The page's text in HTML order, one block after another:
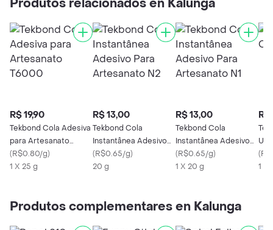
Produtos relacionados en Kalunga
R$ 19,90
Tekbond Cola Adesiva
para Artesanato
T6000
(R$0.80/g)
1 X 25 g
R$ 13,00
Tekbond Cola
Instantânea Adesivo
Para Artesanato N2
(R$0.65/g)
20 g
R$ 13,00
Tekbond Cola
Instantânea Adesivo
Para Artesanato N1
(R$0.65/g)
1 X 20 g
R$
(
1 X
Produtos complementares en Kalunga